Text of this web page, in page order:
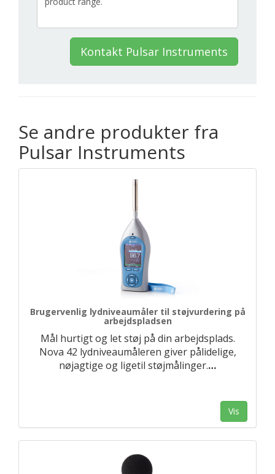
Kontakt Pulsar Instruments
Se andre produkter fra
Pulsar Instruments
Brugervenlig lydniveaumåler til støjvurdering på
arbejdspladsen
Mål hurtigt og let støj på din arbejdsplads.
Nova 42 lydniveaumåleren giver pålidelige,
nøjagtige og ligetil støjmålinger.…
Vis